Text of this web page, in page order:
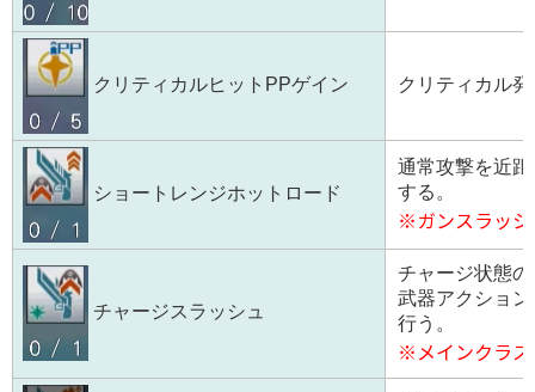
クリティカルヒットPPゲイン クリティカル
ショートレンジホットロード
通常攻撃を近
する。
※ガンスラッ
チャージスラッシュ
チャージ状態
武器アクショ
行う。
※メインクラ